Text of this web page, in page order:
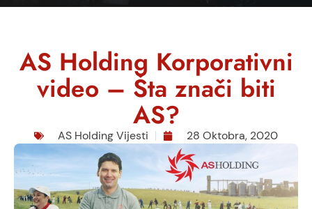
AS Holding Korporativni
video – Šta znači biti
AS?
AS Holding Vijesti 28 Oktobra, 2020